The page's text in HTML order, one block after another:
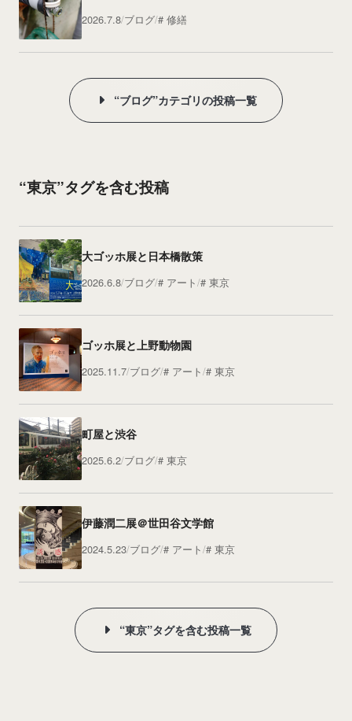
2026.7.8 ブログ 修繕
“ブログ”カテゴリの投稿一覧
“東京”タグを含む投稿
大ゴッホ展と日本橋散策
2026.6.8 ブログ アート 東京
ゴッホ展と上野動物園
2025.11.7 ブログ アート 東京
町屋と渋谷
2025.6.2 ブログ 東京
伊藤潤二展＠世田谷文学館
2024.5.23 ブログ アート 東京
“東京”タグを含む投稿一覧